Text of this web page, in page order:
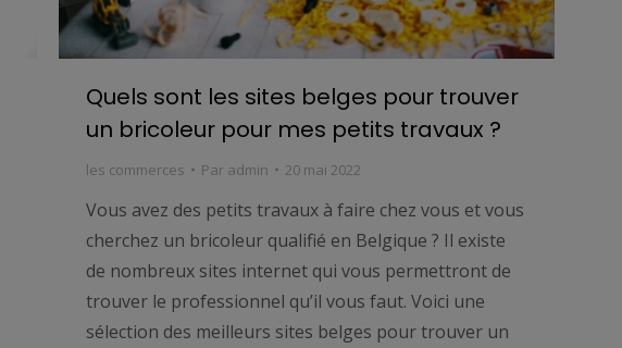
Quels sont les sites belges pour trouver
un bricoleur pour mes petits travaux ?
les commerces Par admin 20 mai 2022
Vous avez des petits travaux à faire chez vous et vous
cherchez un bricoleur qualifié en Belgique ? Il existe
de nombreux sites internet qui vous permettront de
trouver le professionnel qu’il vous faut. Voici une
sélection des meilleurs sites belges pour trouver un